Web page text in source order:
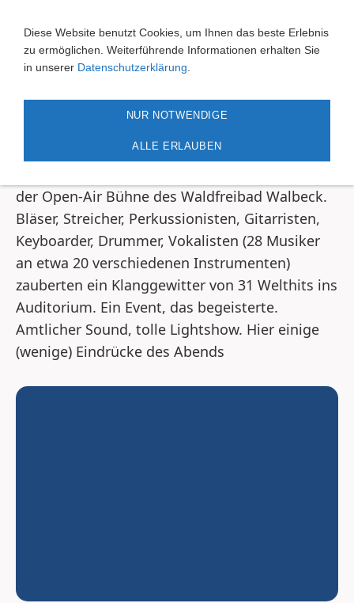
High Fidelity
High-Fidelity im Waldfreibad Walbeck
Rund 2000 Zuschauer verfolgten das Konzert
der Open-Air Bühne des Waldfreibad Walbeck.
Bläser, Streicher, Perkussionisten, Gitarristen,
Keyboarder, Drummer, Vokalisten (28 Musiker
an etwa 20 verschiedenen Instrumenten)
zauberten ein Klanggewitter von 31 Welthits ins
Auditorium. Ein Event, das begeisterte.
Amtlicher Sound, tolle Lightshow. Hier einige
(wenige) Eindrücke des Abends
Diese Website benutzt Cookies, um Ihnen das beste Erlebnis
zu ermöglichen. Weiterführende Informationen erhalten Sie
in unserer Datenschutzerklärung
NUR NOTWENDIGE
ALLE ERLAUBEN